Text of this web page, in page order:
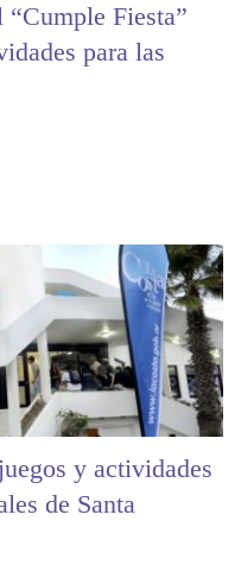
“Cumple Fiesta”
para las
y actividades
de Santa